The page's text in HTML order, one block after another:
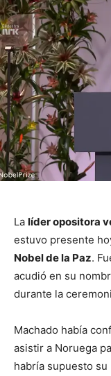
La líder opositora
estuvo presente
Nobel de la Paz.
acudió en su
durante la
Machado había
asistir a Noruega
habría supuesto